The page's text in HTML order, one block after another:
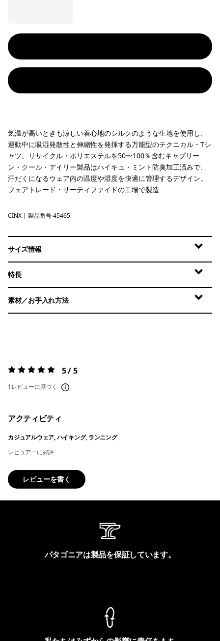
気温が高いときも涼しい着心地のシルクのような生地を使用し、
運動中に吸湿発散性と伸縮性を発揮する万能型のテクニカル・Tシ
ャツ。リサイクル・ポリエステルを50〜100％含むキャプリー
ン・クール・デイリー製品はハイキュ・ミント防臭加工済みで、
汗だくになるウェア内の温度や湿度を快適に管理するデザイン。
フェアトレード・サーティファイドの工場で製造
Cinnamon Brown - Dark Cinnamon Brown X-Dye
CINX | 製品番号 45465
サイズ情報
特長
素材／お手入れ方法
評価:5 / 5 5 / 5
1レビューに基づく
アクティビティ
カジュアルウェア, ハイキング, ランニング
レビュアーに好評
レビューを書く
パタゴニアは製品を保証しています。